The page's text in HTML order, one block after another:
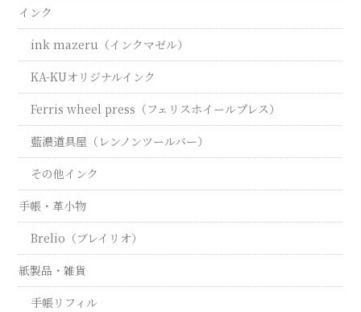
インク
ink mazeru（インクマゼル）
KA-KUオリジナルインク
Ferris wheel press（フェリスホイールプレス）
藍濃道具屋（レンノンツールバー）
その他インク
手帳・革小物
Brelio（ブレイリオ）
紙製品・雑貨
手帳リフィル